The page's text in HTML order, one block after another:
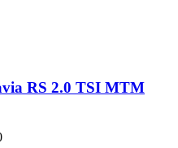
RS 2.0 TSI MTM